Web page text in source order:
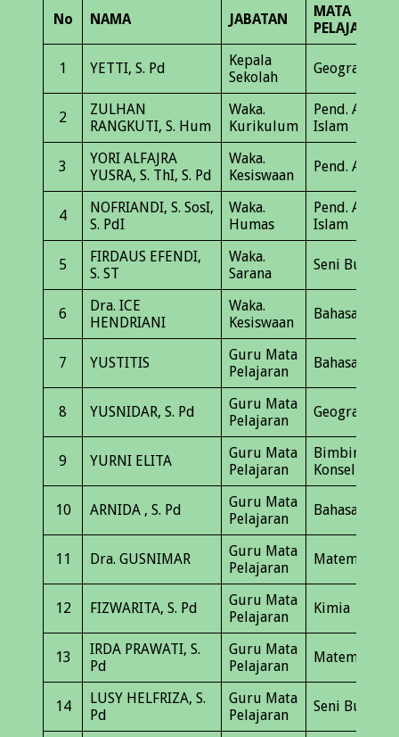
No NAMA JABATAN
MATA
PELAJARAN
1 YETTI, S. Pd
Kepala
Sekolah
Geografi
2
ZULHAN
RANGKUTI, S. Hum
Waka.
Kurikulum
Pend. Agama
Islam
3
YORI ALFAJRA
YUSRA, S. ThI, S. Pd
Waka.
Kesiswaan
Pend.
4
NOFRIANDI, S. SosI,
S. PdI
Waka.
Humas
Pend. Agama
Islam
5
FIRDAUS EFENDI,
S. ST
Waka.
Sarana
Seni Budaya
6
Dra. ICE
HENDRIANI
Waka.
Kesiswaan
Bahasa
7 YUSTITIS
Guru Mata
Pelajaran
Bahasa
8 YUSNIDAR, S. Pd
Guru Mata
Pelajaran
Geografi
9 YURNI ELITA
Guru Mata
Pelajaran
Bimbingan
Konseling
10 ARNIDA , S. Pd
Guru Mata
Pelajaran
Bahasa
11 Dra. GUSNIMAR
Guru Mata
Pelajaran
Matematika
12 FIZWARITA, S. Pd
Guru Mata
Pelajaran
Kimia
13
IRDA PRAWATI, S.
Pd
Guru Mata
Pelajaran
Matematika
14
LUSY HELFRIZA, S.
Pd
Guru Mata
Pelajaran
Seni Budaya